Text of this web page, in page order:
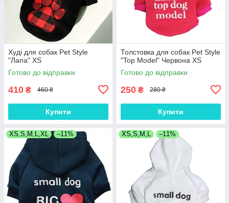
Худі для собак Pet Style
"Лапа" XS
Готово до відправки
410 ₴ 460 ₴
Купити
Толстовка для собак Pet Style
"Top Model" Червона XS
Готово до відправки
250 ₴ 280 ₴
Купити
XS,S,M,L,XL –11% XS,S,M,L –11%